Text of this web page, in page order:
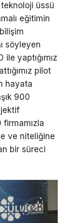
üssü
eğitimin
söyleyen
ile yaptığımız
pilot
hayata
900
ve niteliğine
bir süreci